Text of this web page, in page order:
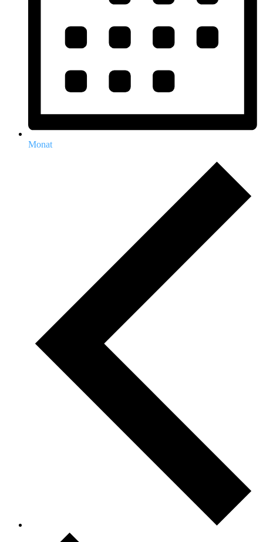
Monat